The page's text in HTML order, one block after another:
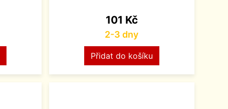
Cena
101 Kč
2-3 dny
Přidat do košíku